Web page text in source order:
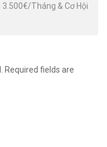
3.500€/Tháng & Cơ Hội
Required fields are